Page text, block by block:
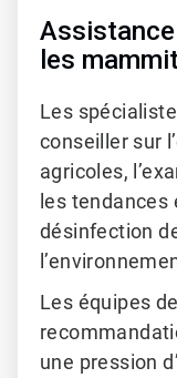
les
Les
conseiller sur
agricoles,
les tendances
désinfection
Les équipes
une pression